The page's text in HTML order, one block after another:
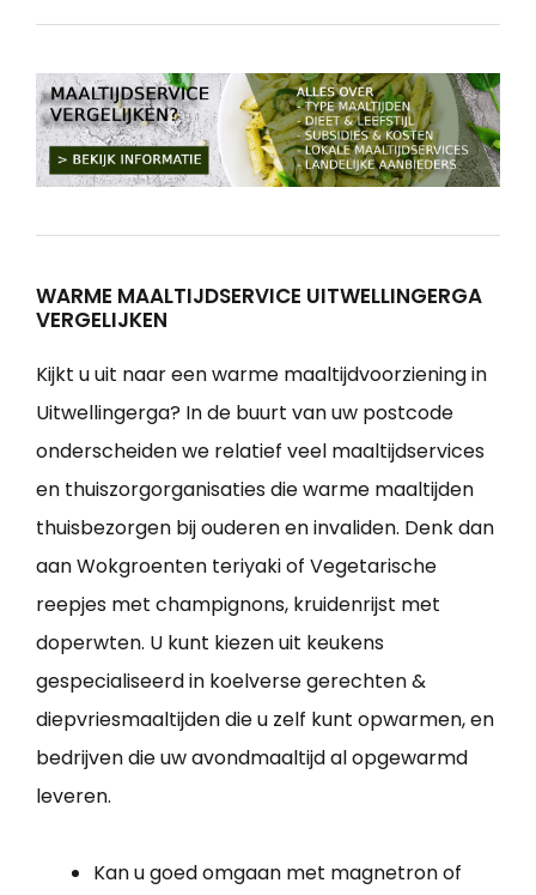
WARME MAALTIJDSERVICE UITWELLINGERGA
VERGELIJKEN
Kijkt u uit naar een warme maaltijdvoorziening in
Uitwellingerga? In de buurt van uw postcode
onderscheiden we relatief veel maaltijdservices
en thuiszorgorganisaties die warme maaltijden
thuisbezorgen bij ouderen en invaliden. Denk dan
aan Wokgroenten teriyaki of Vegetarische
reepjes met champignons, kruidenrijst met
doperwten. U kunt kiezen uit keukens
gespecialiseerd in koelverse gerechten &
diepvriesmaaltijden die u zelf kunt opwarmen, en
bedrijven die uw avondmaaltijd al opgewarmd
leveren.
Kan u goed omgaan met magnetron of